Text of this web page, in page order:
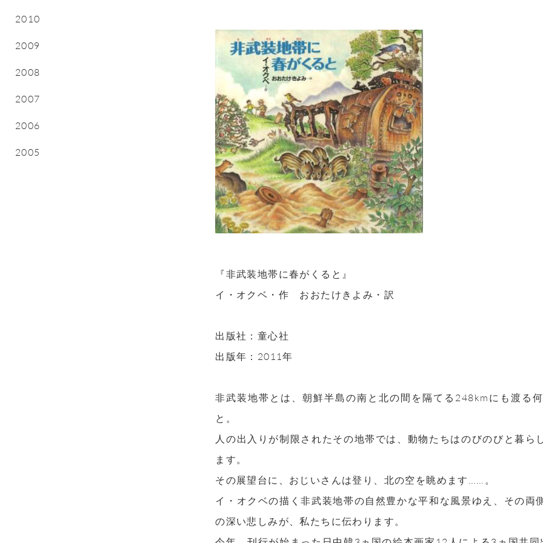
『非武装地帯に春がくると』
イ・オクベ・作 おおたけきよみ・訳
出版社：童心社
出版年：2011年
非武装地帯とは、朝鮮半島の南と北の間を隔てる248kmにも渡る
と。
人の出入りが制限されたその地帯では、動物たちはのびのびと暮ら
ます。
その展望台に、おじいさんは登り、北の空を眺めます……。
イ・オクベの描く非武装地帯の自然豊かな平和な風景ゆえ、その両
の深い悲しみが、私たちに伝わります。
2010
2009
2008
2007
2006
2005